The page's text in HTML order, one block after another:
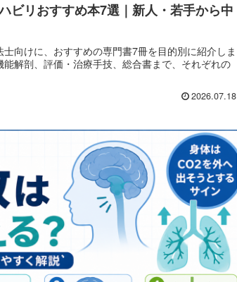
ビリおすすめ本7選｜新人・若手から中
向けに、おすすめの専門書7冊を目的別に紹介しま
解剖、評価・治療手技、総合書まで、それぞれの
2026.07.18